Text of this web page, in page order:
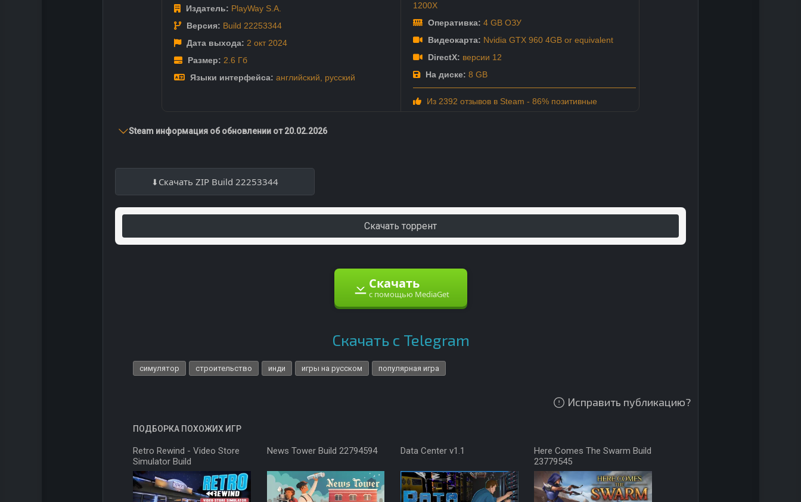
Издатель: PlayWay S.A.
Версия: Build 22253344
Дата выхода: 2 окт2024
Размер: 2.6 Гб
Языки интерфейса: английский, русский
1200X
Оперативка: 4 GB ОЗУ
Видеокарта: Nvidia GTX 960 4GB or equivalent
DirectX: версии 12
На диске: 8 GB
Из 2392 отзывов в Steam - 86% позитивные
Steam информация об обновлении от 20.02.2026
Скачать ZIP Build 22253344
Скачать торрент
Скачать
с помощью MediaGet
Скачать с Telegram
симулятор строительство инди игры на русском популярная игра
Исправить публикацию?
ПОДБОРКА ПОХОЖИХ ИГР
Retro Rewind - Video Store
Simulator Build
News Tower Build 22794594 Data Center v1.1
Here Comes The Swarm Build
23779545